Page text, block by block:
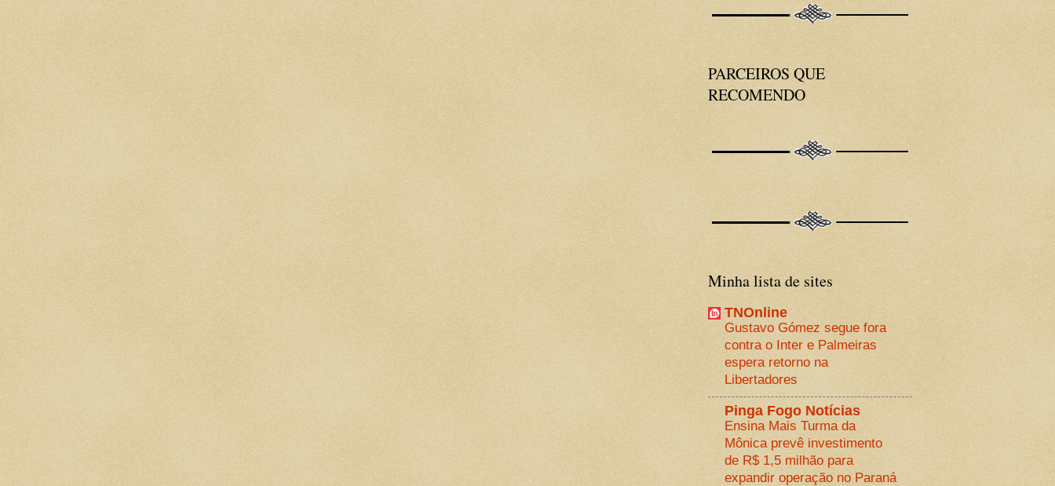
PARCEIROS QUE
RECOMENDO
Minha lista de sites
TNOnline
Gustavo Gómez segue fora
contra o Inter e Palmeiras
espera retorno na
Libertadores
Pinga Fogo Notícias
Ensina Mais Turma da
Mônica prevê investimento
de R$ 1,5 milhão para
expandir operação no Paraná